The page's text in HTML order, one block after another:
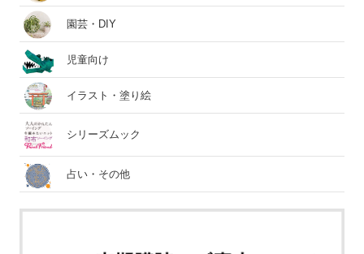
園芸・DIY
児童向け
イラスト・塗り絵
シリーズムック
占い・その他